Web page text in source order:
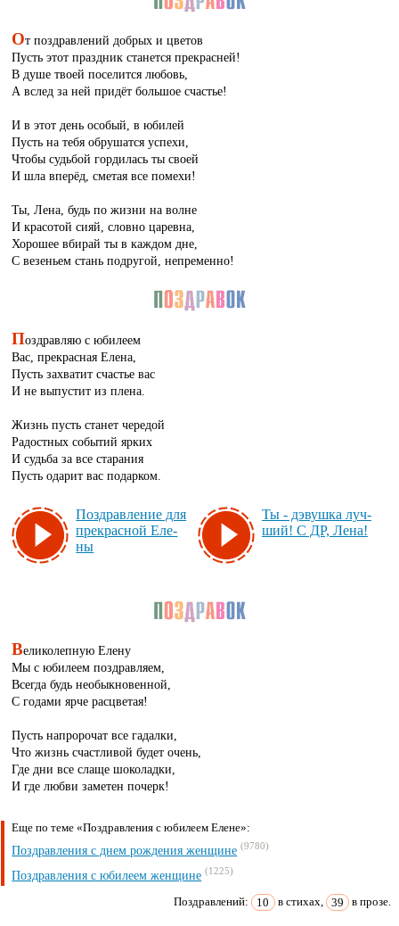
От поздравлений добрых и цветов
Пусть этот праздник станется прекрасней!
В душе твоей поселится любовь,
А вслед за ней придёт большое счастье!
И в этот день особый, в юбилей
Пусть на тебя обрушатся успехи,
Чтобы судьбой гордилась ты своей
И шла вперёд, сметая все помехи!
Ты, Лена, будь по жизни на волне
И красотой сияй, словно царевна,
Хорошее вбирай ты в каждом дне,
С везеньем стань подругой, непременно!
Поздравляю с юбилеем
Вас, прекрасная Елена,
Пусть захватит счастье вас
И не выпустит из плена.
Жизнь пусть станет чередой
Радостных событий ярких
И судьба за все старания
Пусть одарит вас подарком.
Поз­драв­ле­ние для
прек­рас­ной Еле­
ны
Ты - дэ­вуш­ка луч­
ший! С ДР, Ле­на!
Великолепную Елену
Мы с юбилеем поздравляем,
Всегда будь необыкновенной,
С годами ярче расцветая!
Пусть напророчат все гадалки,
Что жизнь счастливой будет очень,
Где дни все слаще шоколадки,
И где любви заметен почерк!
Еще по теме «Поздравления с юбилеем Елене»:
Поздравления с днем рождения женщине (9780)
Поздравления с юбилеем женщине (1225)
Поздравлений: 10 в стихах, 39 в прозе.